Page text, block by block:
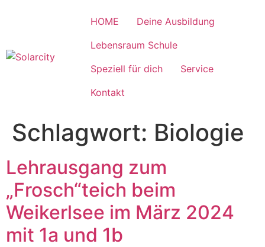
HOME
Deine Ausbildung
Lebensraum Schule
Speziell für dich
Service
Kontakt
Schlagwort: Biologie
Lehrausgang zum
„Frosch“teich beim
Weikerlsee im März 2024
mit 1a und 1b